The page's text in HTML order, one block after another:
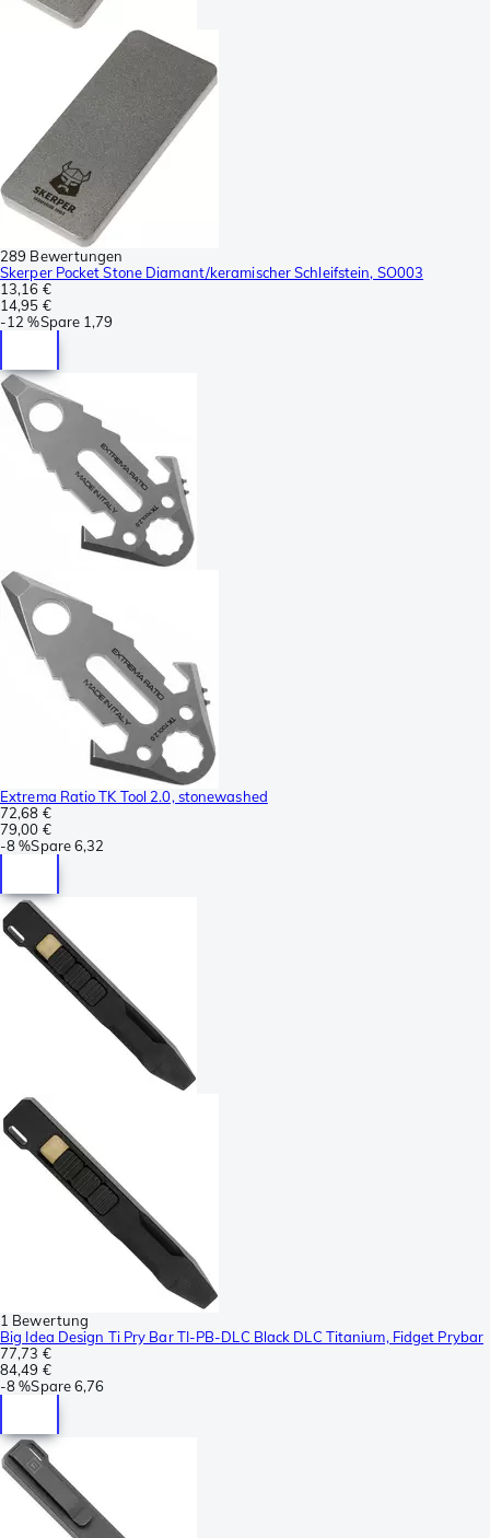
289 Bewertungen
Skerper Pocket Stone Diamant/keramischer Schleifstein, SO003
13,16 €
14,95 €
-12 %Spare 1,79
Extrema Ratio TK Tool 2.0, stonewashed
72,68 €
79,00 €
-8 %Spare6,32
1 Bewertung
Big Idea Design Ti Pry Bar TI-PB-DLC Black DLC Titanium, Fidget Prybar
77,73 €
84,49 €
-8 %Spare6,76